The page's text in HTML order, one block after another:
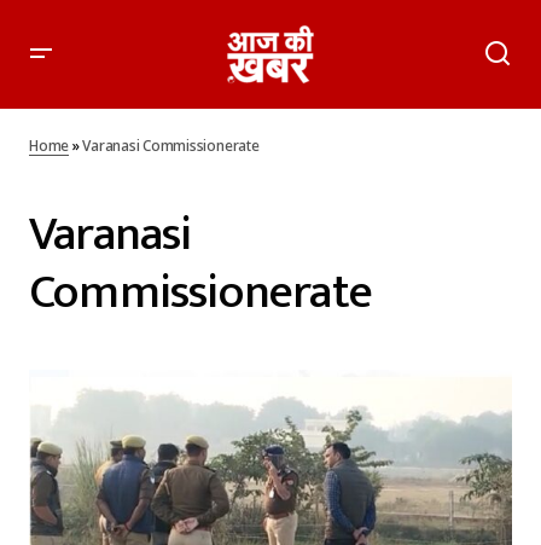
Home»Varanasi Commissionerate
Varanasi
Commissionerate